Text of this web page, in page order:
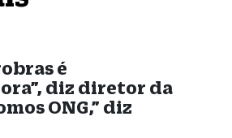
é
diz diretor da
ONG,” diz